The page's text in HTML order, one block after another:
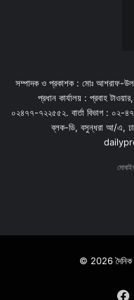
সম্পাদক ও প্রকাশক : মোঃ আশরাফ-উল-
প্রধান কার্যালয় : প্রবাহ
০২৪৭৭-৭২২৫৫২. বার্তা বিভাগ :
ব্লক-ডি, বসুন্ধরা আ/এ,
© 2026 দৈনিক